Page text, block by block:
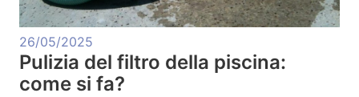
26/05/2025
Pulizia del filtro della piscina:
come si fa?